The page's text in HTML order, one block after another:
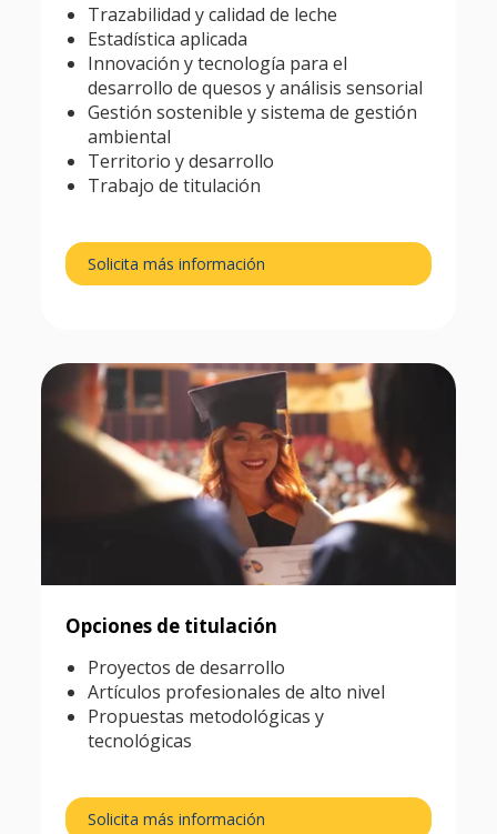
Trazabilidad y calidad de leche
Estadística aplicada
Innovación y tecnología para el
desarrollo de quesos y análisis sensorial
Gestión sostenible y sistema de gestión
ambiental
Territorio y desarrollo
Trabajo de titulación
Solicita más información
Opciones de titulación
Proyectos de desarrollo
Artículos profesionales de alto nivel
Propuestas metodológicas y
tecnológicas
Solicita más información